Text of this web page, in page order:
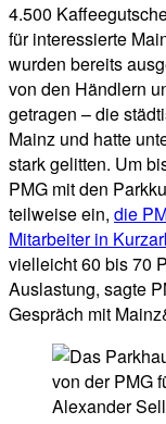
4.500
für interessierte
wurden bereits
von den Händlern
getragen – die
Mainz und hatte
stark gelitten. Um
PMG mit den
teilweise ein, die
Mitarbeiter in
vielleicht 60 bis 70
Auslastung, sagte
Gespräch mit